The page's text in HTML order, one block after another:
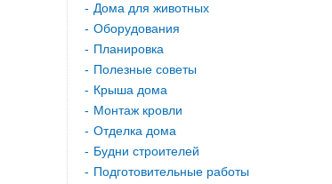
Дома для животных
Оборудования
Планировка
Полезные советы
Крыша дома
Монтаж кровли
Отделка дома
Будни строителей
Подготовительные работы